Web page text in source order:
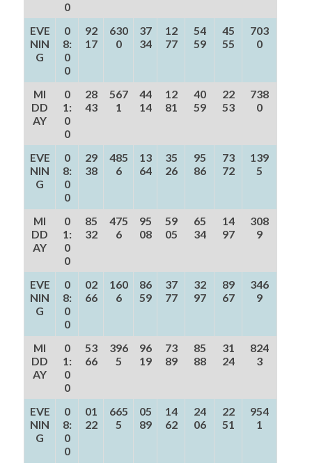
0
EVE
NIN
G
0
8:
0
0
92
17
630
0
37
34
12
77
54
59
45
55
703
0
MI
DD
AY
0
1:
0
0
28
43
567
1
44
14
12
81
40
59
22
53
738
0
EVE
NIN
G
0
8:
0
0
29
38
485
6
13
64
35
26
95
86
73
72
139
5
MI
DD
AY
0
1:
0
0
85
32
475
6
95
08
59
05
65
34
14
97
308
9
EVE
NIN
G
0
8:
0
0
02
66
160
6
86
59
37
77
32
97
89
67
346
9
MI
DD
AY
0
1:
0
0
53
66
396
5
96
19
73
89
85
88
31
24
824
3
EVE
NIN
G
0
8:
0
0
01
22
665
5
05
89
14
62
24
06
22
51
954
1